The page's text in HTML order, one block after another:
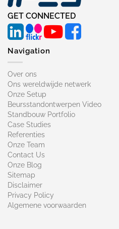
GET CONNECTED
Navigation
Over ons
Ons wereldwijde netwerk
Onze Setup
Beursstandontwerpen Video
Standbouw Portfolio
Case Studies
Referenties
Onze Team
Contact Us
Onze Blog
Sitemap
Disclaimer
Privacy Policy
Algemene voorwaarden